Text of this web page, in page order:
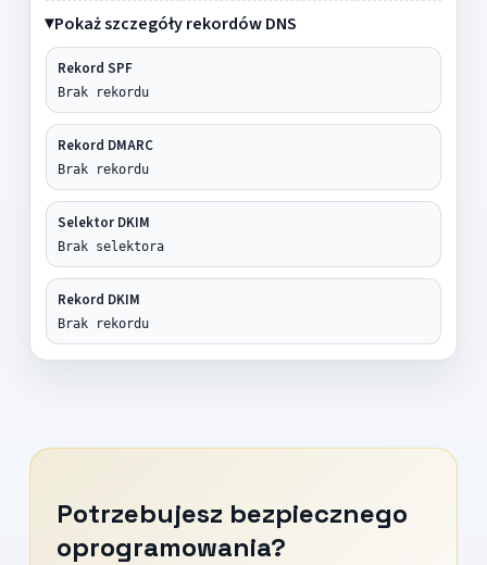
Pokaż szczegóły rekordów DNS
Rekord SPF
Brak rekordu
Rekord DMARC
Brak rekordu
Selektor DKIM
Brak selektora
Rekord DKIM
Brak rekordu
Potrzebujesz bezpiecznego
oprogramowania?